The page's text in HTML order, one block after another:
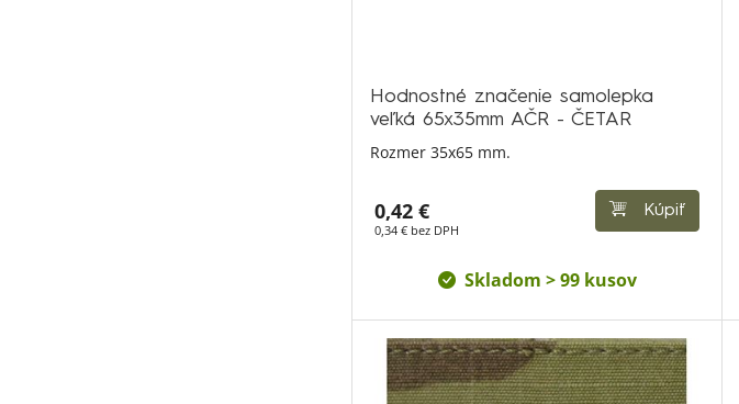
Hodnostné značenie samolepka
veľká 65x35mm AČR - ČETAR
Rozmer 35x65 mm.
0,42 €
0,34 € bez DPH
Kúpiť
Skladom > 99 kusov